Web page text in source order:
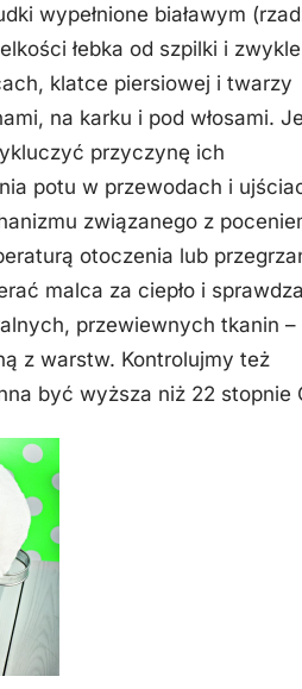
wypełnione białawym
łebka od szpilki i
klatce piersiowej i twarzy
na karku i pod włosami.
przyczynę ich
potu w przewodach i
związanego z
otoczenia lub
malca za ciepło i
przewiewnych tkanin –
z warstw. Kontrolujmy też
być wyższa niż 22 stopnie